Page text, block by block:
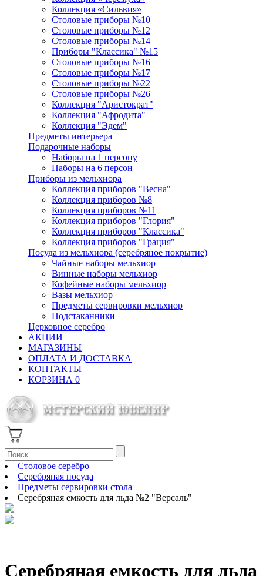
Коллекция «Сильвия»
Столовые приборы №10
Столовые приборы №12
Столовые приборы №14
Приборы "Классика" №15
Столовые приборы №16
Столовые приборы №17
Столовые приборы №22
Столовые приборы №26
Коллекция "Аристократ"
Коллекция "Афродита"
Коллекция "Эдем"
Предметы интерьера
Подарочные наборы
Наборы на 1 персону
Наборы на 6 персон
Приборы из мельхиора
Коллекция приборов "Весна"
Коллекция приборов №8
Коллекция приборов №11
Коллекция приборов "Глория"
Коллекция приборов "Классика"
Коллекция приборов "Грация"
Посуда из мельхиора (серебряное покрытие)
Чайные наборы мельхиор
Винные наборы мельхиор
Кофейные наборы мельхиор
Вазы мельхиор
Предметы сервировки мельхиор
Подстаканники
Церковное серебро
АКЦИИ
МАГАЗИНЫ
ОПЛАТА И ДОСТАВКА
КОНТАКТЫ
КОРЗИНА 0
Столовое серебро
Серебряная посуда
Предметы сервировки стола
Серебряная емкость для льда №2 "Версаль"
Серебряная емкость для льда